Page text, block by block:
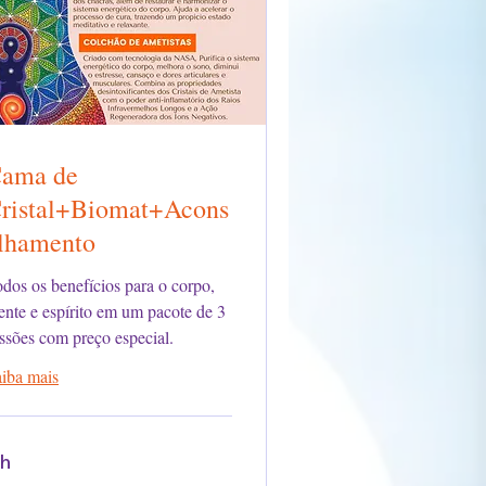
de
os benefícios para o corpo,
e espírito em um pacote de 3
com preço especial.
mais